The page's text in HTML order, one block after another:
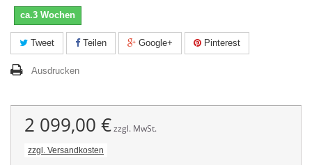
ca.3 Wochen
Tweet Teilen Google+ Pinterest
Ausdrucken
2 099,00 €zzgl. MwSt.
zzgl. Versandkosten